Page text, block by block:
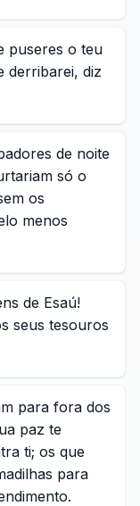
puseres o teu
derribarei, diz
de noite
só o
os
menos
de Esaú!
seus tesouros
para fora dos
paz te
ti; os que
para